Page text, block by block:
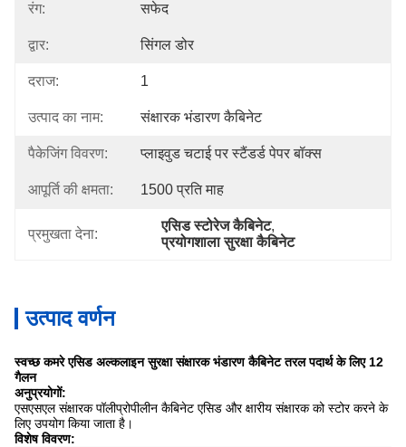
रंग: सफेद
द्वार: सिंगल डोर
दराज: 1
उत्पाद का नाम: संक्षारक भंडारण कैबिनेट
पैकेजिंग विवरण: प्लाइवुड चटाई पर स्टैंडर्ड पेपर बॉक्स
आपूर्ति की क्षमता: 1500 प्रति माह
प्रमुखता देना:
एसिड स्टोरेज कैबिनेट,
प्रयोगशाला सुरक्षा कैबिनेट
उत्पाद वर्णन
स्वच्छ कमरे एसिड अल्कलाइन सुरक्षा संक्षारक भंडारण कैबिनेट तरल पदार्थ के लिए 12
गैलन
अनुप्रयोगों:
एसएसएल संक्षारक पॉलीप्रोपीलीन कैबिनेट एसिड और क्षारीय संक्षारक को स्टोर करने के
लिए उपयोग किया जाता है।
विशेष विवरण: